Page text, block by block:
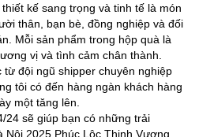
kế sang trọng và tinh tế là món
thân, bạn bè, đồng nghiệp và đối
Mỗi sản phẩm trong hộp quà là
vị và tình cảm chân thành.
đội ngũ shipper chuyên nghiệp
tôi có đến hàng ngàn khách hàng
một tăng lên.
24 sẽ giúp bạn có những trải
Nội 2025 Phúc Lộc Thịnh Vượng